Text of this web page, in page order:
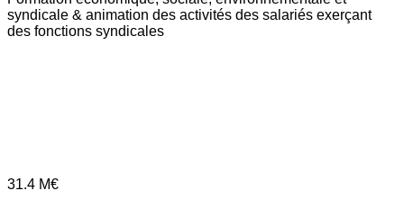
syndicale & animation des activités des salariés exerçant
des fonctions syndicales
31.4 M€